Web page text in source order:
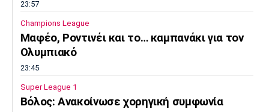
Μονακό
Ερυθρός
Τότεναμ
Πόρτο Μπενφίκα
23:57
Champions League
Μαφέο, Ροντινέι και το… καμπανάκι για τον
Ολυμπιακό
23:45
Super League 1
Βόλος: Ανακοίνωσε χορηγική συμφωνία